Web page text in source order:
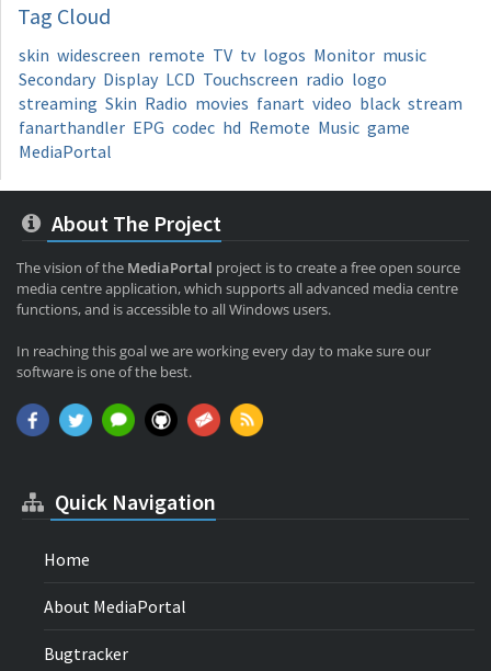
Tag Cloud
skin widescreen remote TV tv logos Monitor music
Secondary Display LCD Touchscreen radio logo
streaming Skin Radio movies fanart video black stream
fanarthandler EPG codec hd Remote Music game
MediaPortal
About The Project
The vision of the MediaPortal project is to create a free open source
media centre application, which supports all advanced media centre
functions, and is accessible to all Windows users.
In reaching this goal we are working every day to make sure our
software is one of the best.
Quick Navigation
Home
About MediaPortal
Bugtracker